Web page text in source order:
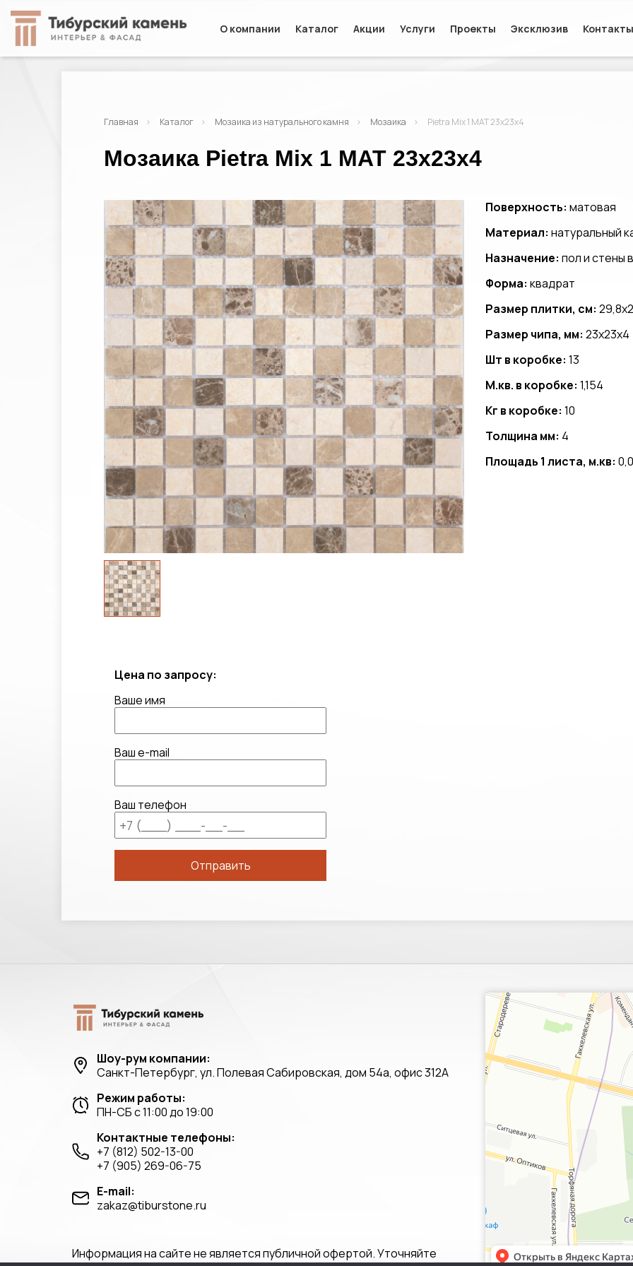
О компании Каталог Акции Услуги Проекты Эксклюзив Контакты
Главная Каталог Мозаика из натурального камня Мозаика Pietra Mix 1 MAT 23x23x4
Мозаика Pietra Mix 1 MAT 23x23x4
Поверхность: матовая
Материал: натуральный
Назначение: пол и стены
Форма: квадрат
Размер плитки, см:
Размер чипа, мм: 23x23x4
Шт в коробке: 13
М.кв. в коробке: 1,154
Кг в коробке: 10
Толщина мм: 4
Площадь 1 листа, м.кв:
Цена по запросу:
Ваше имя
Ваш e-mail
Ваш телефон
Шоу-рум компании:
Санкт-Петербург, ул. Полевая Сабировская, дом 54а, офис 312А
Режим работы:
ПН-СБ с 11:00 до 19:00
Контактные телефоны:
+7 (812) 502-13-00
+7 (905) 269-06-75
E-mail:
zakaz@tiburstone.ru
Информация на сайте не является публичной офертой. Уточняйте
Санкт‑Петербург
Яндекс.Карты — транспорт,